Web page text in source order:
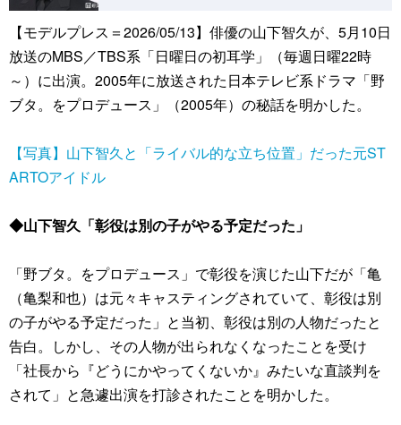
【モデルプレス＝2026/05/13】俳優の山下智久が、5月10日
放送のMBS／TBS系「日曜日の初耳学」（毎週日曜22時
～）に出演。2005年に放送された日本テレビ系ドラマ「野
ブタ。をプロデュース」（2005年）の秘話を明かした。
【写真】山下智久と「ライバル的な立ち位置」だった元ST
ARTOアイドル
◆山下智久「彰役は別の子がやる予定だった」
「野ブタ。をプロデュース」で彰役を演じた山下だが「亀
（亀梨和也）は元々キャスティングされていて、彰役は別
の子がやる予定だった」と当初、彰役は別の人物だったと
告白。しかし、その人物が出られなくなったことを受け
「社長から『どうにかやってくないか』みたいな直談判を
されて」と急遽出演を打診されたことを明かした。